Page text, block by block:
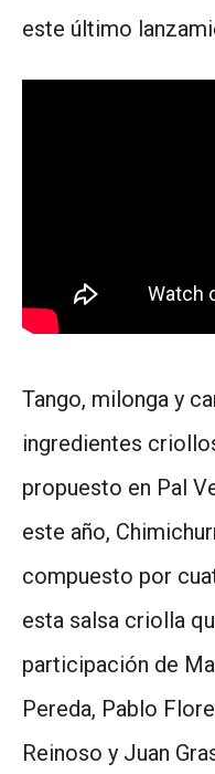
este último
Tango, milonga y
ingredientes
propuesto en Pal
este año,
compuesto por
esta salsa criolla
participación de
Pereda, Pablo
Reinoso y Juan